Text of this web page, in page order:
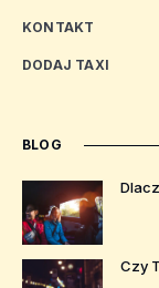
KONTAKT
DODAJ TAXI
BLOG
Czy